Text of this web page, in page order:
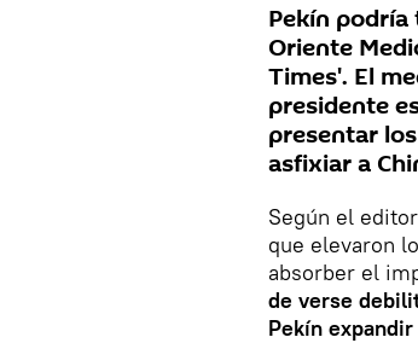
Pekín podría
Oriente
Times'. El
presidente
presentar
asfixiar a
Según el
que elevaron
absorber el
de verse
Pekín